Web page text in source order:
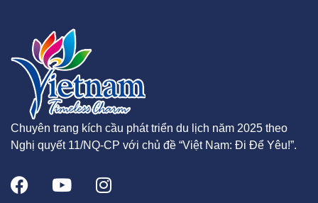
Chuyên trang kích cầu phát triển du lịch năm 2025 theo
Nghị quyết 11/NQ-CP với chủ đề “Việt Nam: Đi Để Yêu!”.